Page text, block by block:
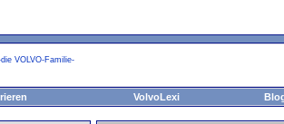
VOLVO-Familie-
VolvoLexi